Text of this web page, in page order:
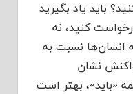
باید یاد بگیرید
کنید، نه
انسان‌ها نسبت به
نشان
«باید»، بهتر است